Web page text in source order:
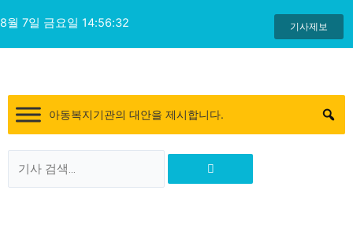
텐
츠
8월 7일 금요일 14:56:33 기사제보
아동복지기관의 대안을 제시합니다.
Search